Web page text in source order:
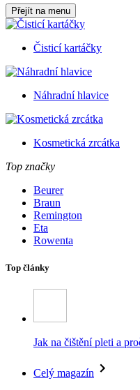
Přejít na menu
Čisticí kartáčky
Náhradní hlavice
Kosmetická zrcátka
Top značky
Beurer
Braun
Remington
Eta
Rowenta
Top články
Jak na čištění pleti a
Celý magazín